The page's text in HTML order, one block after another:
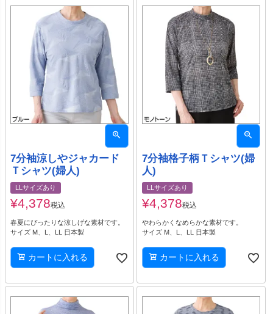
7分袖涼しやジャカード
Ｔシャツ(婦人)
LLサイズあり
¥4,378税込
春夏にぴったりな涼しげな素材です。
サイズ M、L、LL 日本製
カートに入れる
7分袖格子柄Ｔシャツ(婦
人)
LLサイズあり
¥4,378税込
やわらかくなめらかな素材です。
サイズ M、L、LL 日本製
カートに入れる